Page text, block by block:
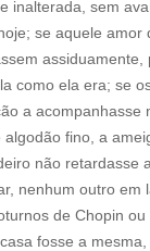
inalterada, sem
se aquele
como ela era; se
a
fino, a
não retardasse
nenhum outro em
de Chopin
fosse a